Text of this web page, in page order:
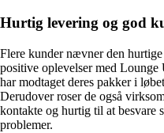
Hurtig levering og god
Flere kunder nævner den
positive oplevelser med Lounge
har modtaget deres pakker i
Derudover roser de også
kontakte og hurtig til at besvare
problemer.